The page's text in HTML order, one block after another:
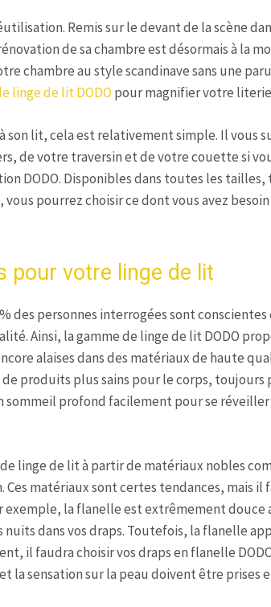
Remis sur le devant de la scène
de sa chambre est désormais à la
chambre au style scandinave sans une
linge de lit DODO pour magnifier votre
son lit, cela est relativement simple. Il vous
de votre traversin et de votre couette si
DODO. Disponibles dans toutes les tailles,
pourrez choisir ce dont vous avez
pour votre linge de lit
des personnes interrogées sont conscientes
Ainsi, la gamme de linge de lit DODO
alaises dans des matériaux de haute
produits plus sains pour le corps, toujours
profond facilement pour se
linge de lit à partir de matériaux nobles
matériaux sont certes tendances, mais il
exemple, la flanelle est extrêmement douce
dans vos draps. Toutefois, la flanelle
il faudra choisir vos draps en flanelle
la sensation sur la peau doivent être prises